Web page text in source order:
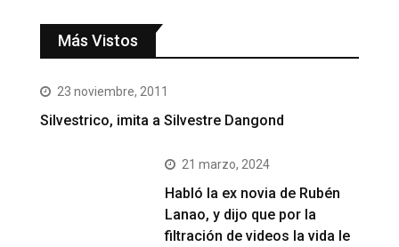
Más Vistos
23 noviembre, 2011
Silvestrico, imita a Silvestre Dangond
21 marzo, 2024
Habló la ex novia de Rubén
Lanao, y dijo que por la
filtración de videos la vida le